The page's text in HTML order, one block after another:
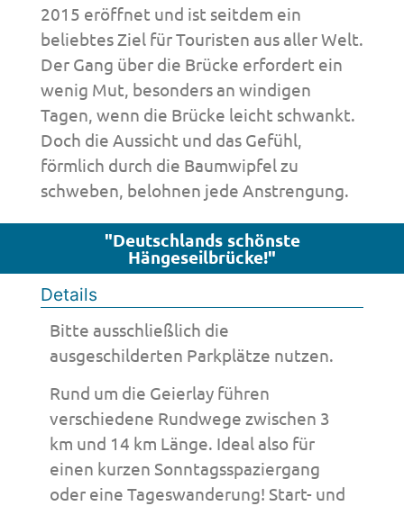
2015 eröffnet und ist seitdem ein
beliebtes Ziel für Touristen aus aller Welt.
Der Gang über die Brücke erfordert ein
wenig Mut, besonders an windigen
Tagen, wenn die Brücke leicht schwankt.
Doch die Aussicht und das Gefühl,
förmlich durch die Baumwipfel zu
schweben, belohnen jede Anstrengung.
"Deutschlands schönste
Hängeseilbrücke!"
Details
Bitte ausschließlich die
ausgeschilderten Parkplätze nutzen.
Rund um die Geierlay führen
verschiedene Rundwege zwischen 3
km und 14 km Länge. Ideal also für
einen kurzen Sonntagsspaziergang
oder eine Tageswanderung! Start- und